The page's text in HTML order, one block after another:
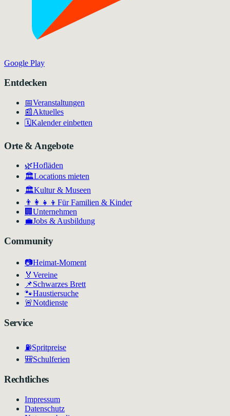
Google Play
Entdecken
📅Veranstaltungen
📰Aktuelles
🗓️Kalender einbetten
Orte & Angebote
🌿Hofläden
🏛️Locations mieten
🏛Kultur & Museen
👨‍👩‍👧‍👦 Für Familien & Kinder
🏢 Unternehmen
💼Jobs & Ausbildung
Community
📷Heimat-Moment
🏅 Vereine
📌Schwarzes Brett
🐾Haustiersuche
🚨Notdienste
Service
⛽Spritpreise
🎒Schulferien
Rechtliches
Impressum
Datenschutz